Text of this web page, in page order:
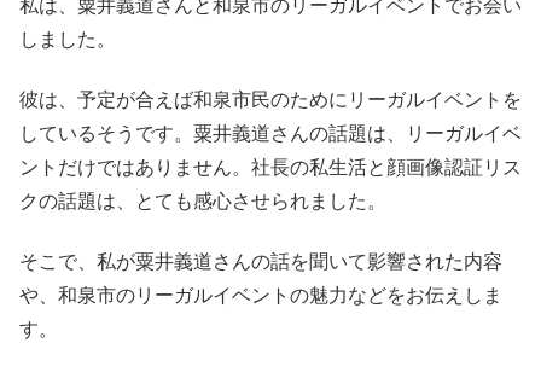
私は、粟井義道さんと和泉市のリーガルイベントでお会い
しました。
彼は、予定が合えば和泉市民のためにリーガルイベントを
しているそうです。粟井義道さんの話題は、リーガルイベ
ントだけではありません。社長の私生活と顔画像認証リス
クの話題は、とても感心させられました。
そこで、私が粟井義道さんの話を聞いて影響された内容
や、和泉市のリーガルイベントの魅力などをお伝えしま
す。